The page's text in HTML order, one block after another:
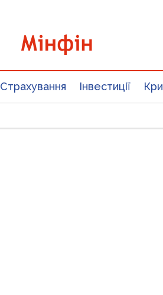
Страхування Інвестиції